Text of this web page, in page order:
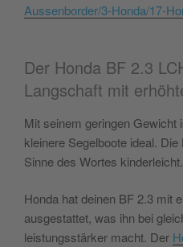
Management
Aussenborder/3-Honda/17-
Der Honda BF 2.3
Langschaft mit
Mit seinem geringen Gewicht
kleinere Segelboote ideal.
Sinne des Wortes kinderleicht.
Honda hat deinen BF 2.3 mit
ausgestattet, was ihn bei
leistungsstärker macht. Der